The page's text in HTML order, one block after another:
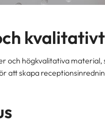
och högkvalitativa
att skapa